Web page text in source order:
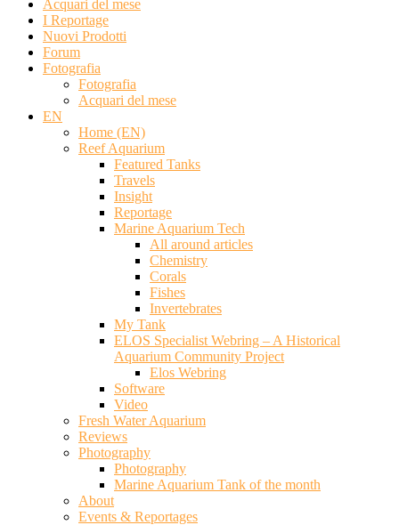
Acquari del mese
I Reportage
Nuovi Prodotti
Forum
Fotografia
Fotografia
Acquari del mese
EN
Home (EN)
Reef Aquarium
Featured Tanks
Travels
Insight
Reportage
Marine Aquarium Tech
All around articles
Chemistry
Corals
Fishes
Invertebrates
My Tank
ELOS Specialist Webring – A Historical
Aquarium Community Project
Elos Webring
Software
Video
Fresh Water Aquarium
Reviews
Photography
Photography
Marine Aquarium Tank of the month
About
Events & Reportages